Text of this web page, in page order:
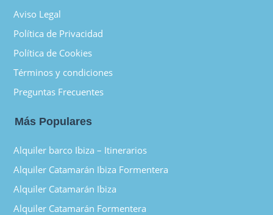
Aviso Legal
Política de Privacidad
Política de Cookies
Términos y condiciones
Preguntas Frecuentes
Más Populares
Alquiler barco Ibiza – Itinerarios
Alquiler Catamarán Ibiza Formentera
Alquiler Catamarán Ibiza
Alquiler Catamarán Formentera